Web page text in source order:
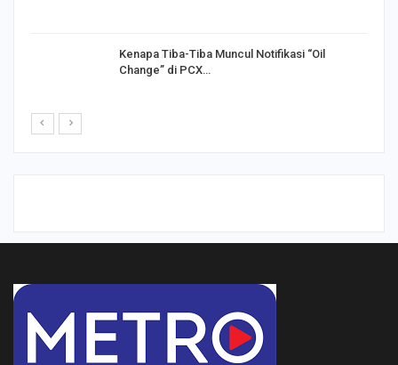
Kenapa Tiba-Tiba Muncul Notifikasi “Oil
Change” di PCX…